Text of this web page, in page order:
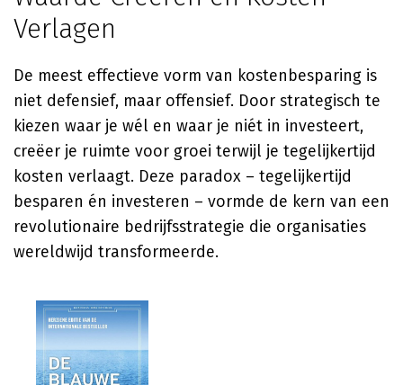
Verlagen
De meest effectieve vorm van kostenbesparing is
niet defensief, maar offensief. Door strategisch te
kiezen waar je wél en waar je niét in investeert,
creëer je ruimte voor groei terwijl je tegelijkertijd
kosten verlaagt. Deze paradox – tegelijkertijd
besparen én investeren – vormde de kern van een
revolutionaire bedrijfsstrategie die organisaties
wereldwijd transformeerde.